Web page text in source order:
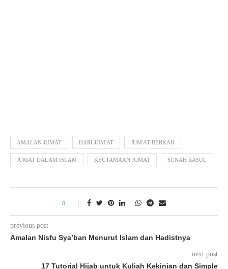
AMALAN JUMAT HARI JUM'AT JUM'AT BERKAH
JUMAT DALAM ISLAM KEUTAMAAN JUMAT SUNAH RASUL
0
previous post
Amalan Nisfu Sya’ban Menurut Islam dan Hadistnya
next post
17 Tutorial Hijab untuk Kuliah Kekinian dan Simple